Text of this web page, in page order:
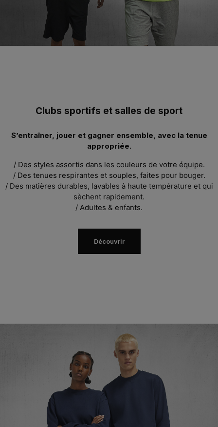
Clubs sportifs et salles de sport
S’entraîner, jouer et gagner ensemble, avec la tenue
appropriée.
/ Des styles assortis dans les couleurs de votre équipe.
/ Des tenues respirantes et souples, faites pour bouger.
/ Des matières durables, lavables à haute température et qui
sèchent rapidement.
/ Adultes & enfants.
Découvrir